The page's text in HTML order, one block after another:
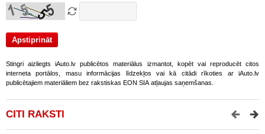
Stingri aizliegts iAuto.lv publicētos materiālus izmantot, kopēt vai reproducēt citos
interneta portālos, masu informācijas līdzekļos vai kā citādi rīkoties ar iAuto.lv
publicētajiem materiāliem bez rakstiskas EON SIA atļaujas saņemšanas.
CITI RAKSTI